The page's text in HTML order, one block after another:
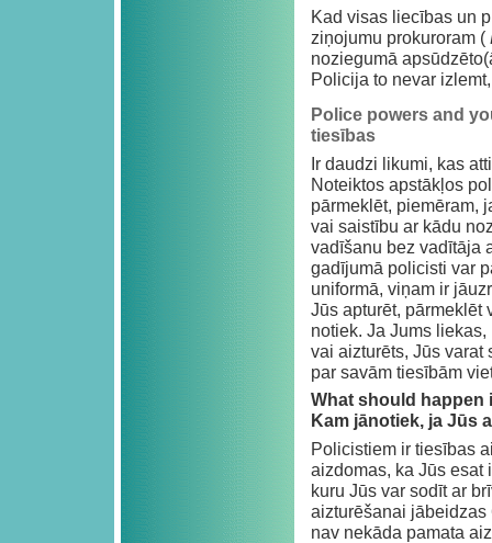
Kad visas liecības un
ziņojumu prokuroram (
noziegumā
Policija to nevar
Police powers and
tiesības
Ir daudzi likumi, kas
Noteiktos apstākļos
pārmeklēt, piemēram,
vai saistību ar kādu
vadīšanu bez vadītāja
gadījumā policisti var
uniformā, viņam ir
Jūs apturēt, pārmeklēt
notiek. Ja Jums
vai aizturēts, Jūs
par savām tiesībām
What should happen
Kam jānotiek, ja Jūs
Policistiem ir tiesības
aizdomas, ka Jūs esat
kuru Jūs var sodīt ar
aizturēšanai jābeidzas
nav nekāda pamata